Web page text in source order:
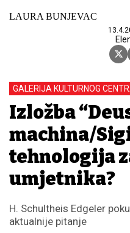
LAURA BUNJEVAC
GALERIJA KULTURNOG
Izložba
machina/
tehnologija
umjetnika?
H. Schultheis Edgeler
aktualnije pitanje